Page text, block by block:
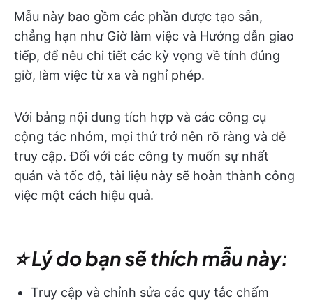
Mẫu này bao gồm các phần được tạo sẵn,
chẳng hạn như Giờ làm việc và Hướng dẫn giao
tiếp, để nêu chi tiết các kỳ vọng về tính đúng
giờ, làm việc từ xa và nghỉ phép.
Với bảng nội dung tích hợp và các công cụ
cộng tác nhóm, mọi thứ trở nên rõ ràng và dễ
truy cập. Đối với các công ty muốn sự nhất
quán và tốc độ, tài liệu này sẽ hoàn thành công
việc một cách hiệu quả.
⭐ Lý do bạn sẽ thích mẫu này:
Truy cập và chỉnh sửa các quy tắc chấm